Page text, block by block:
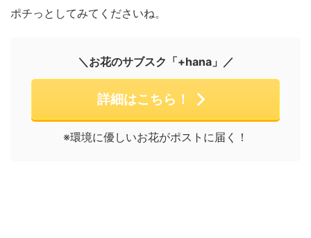
ポチっとしてみてくださいね。
＼お花のサブスク「+hana」／
詳細はこちら！
※環境に優しいお花がポストに届く！